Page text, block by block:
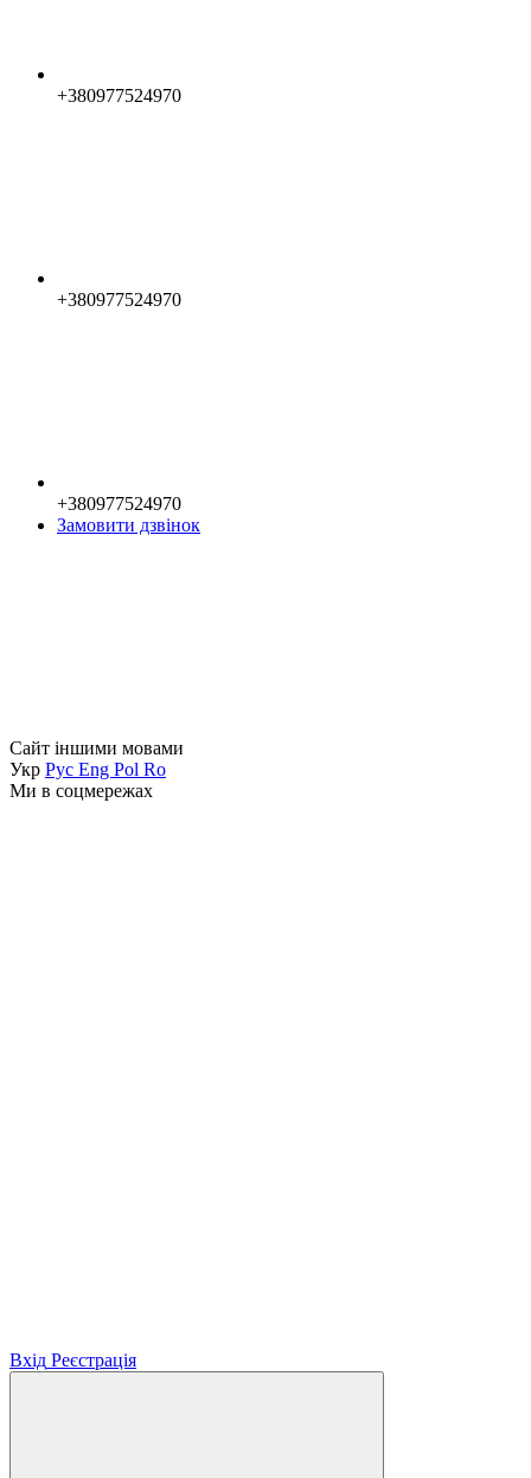
+380977524970
+380977524970
+380977524970
Замовити дзвінок
Сайт іншими мовами
Укр Рус Eng Pol Ro
Ми в соцмережах
Вхід Реєстрація